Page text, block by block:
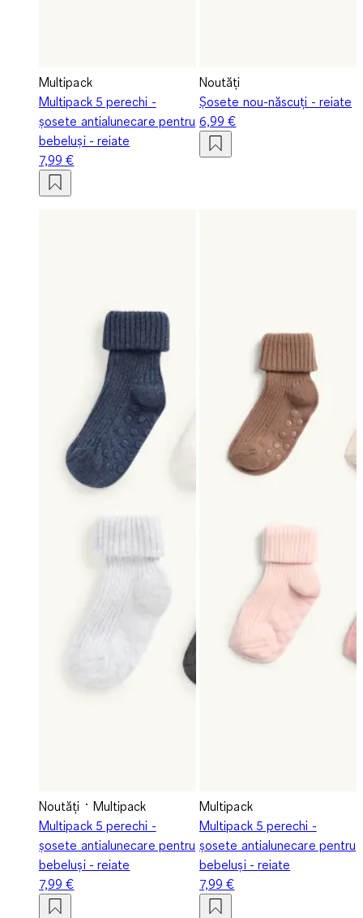
Multipack
Multipack 5 perechi -
șosete antialunecare pentru
bebeluși - reiate
7,99 €
Noutăți
Șosete nou-născuți - reiate
6,99 €
Noutăți
Multipack
Multipack 5 perechi -
șosete antialunecare pentru
bebeluși - reiate
7,99 €
Multipack
Multipack 5 perechi -
șosete antialunecare pentru
bebeluși - reiate
7,99 €